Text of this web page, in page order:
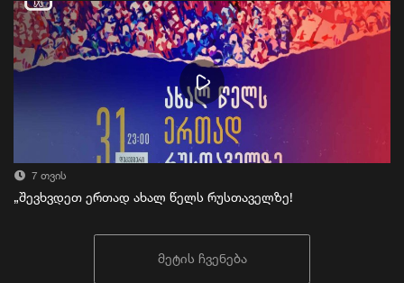
7 თვის
„შევხვდეთ ერთად ახალ წელს რუსთაველზე!
მეტის ჩვენება